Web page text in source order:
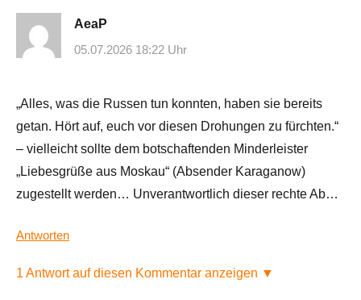
AeaP
05.07.2026 18:22 Uhr
„Alles, was die Russen tun konnten, haben sie bereits
getan. Hört auf, euch vor diesen Drohungen zu fürchten.“
– vielleicht sollte dem botschaftenden Minderleister
„Liebesgrüße aus Moskau“ (Absender Karaganow)
zugestellt werden… Unverantwortlich dieser rechte Ab…
Antworten
1 Antwort auf diesen Kommentar anzeigen ▼